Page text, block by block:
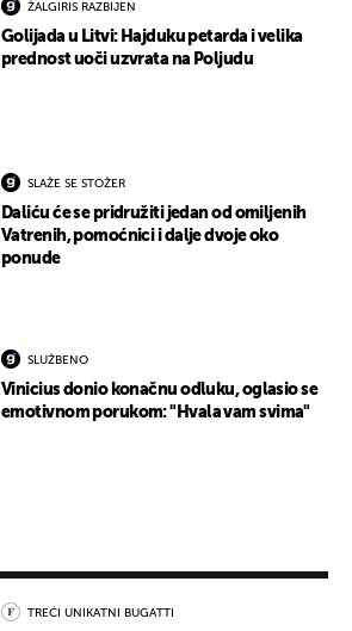
ŽALGIRIS RAZBIJEN
Golijada u Litvi: Hajduku petarda i velika
prednost uoči uzvrata na Poljudu
SLAŽE SE STOŽER
Daliću će se pridružiti jedan od omiljenih
Vatrenih, pomoćnici i dalje dvoje oko
ponude
SLUŽBENO
Vinicius donio konačnu odluku, oglasio se
emotivnom porukom: "Hvala vam svima"
TREĆI UNIKATNI BUGATTI